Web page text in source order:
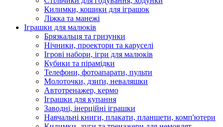
Килимки, кошики для іграшок
Ліжка та манежі
Іграшки для малюків
Брязкальця та гризунки
Нічники, проектори та каруселі
Ігрові набори, ігри для малюків
Кубики та пірамідки
Телефони, фотоапарати, пульти
Молоточки, дзиґи, неваляшки
Автотренажер, кермо
Іграшки для купання
Заводні, інерційні іграшки
Навчальні книги, плакати, планшети, комп'ютери